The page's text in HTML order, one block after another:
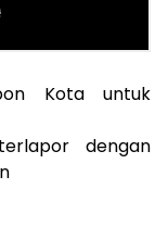
Kota untuk
dengan